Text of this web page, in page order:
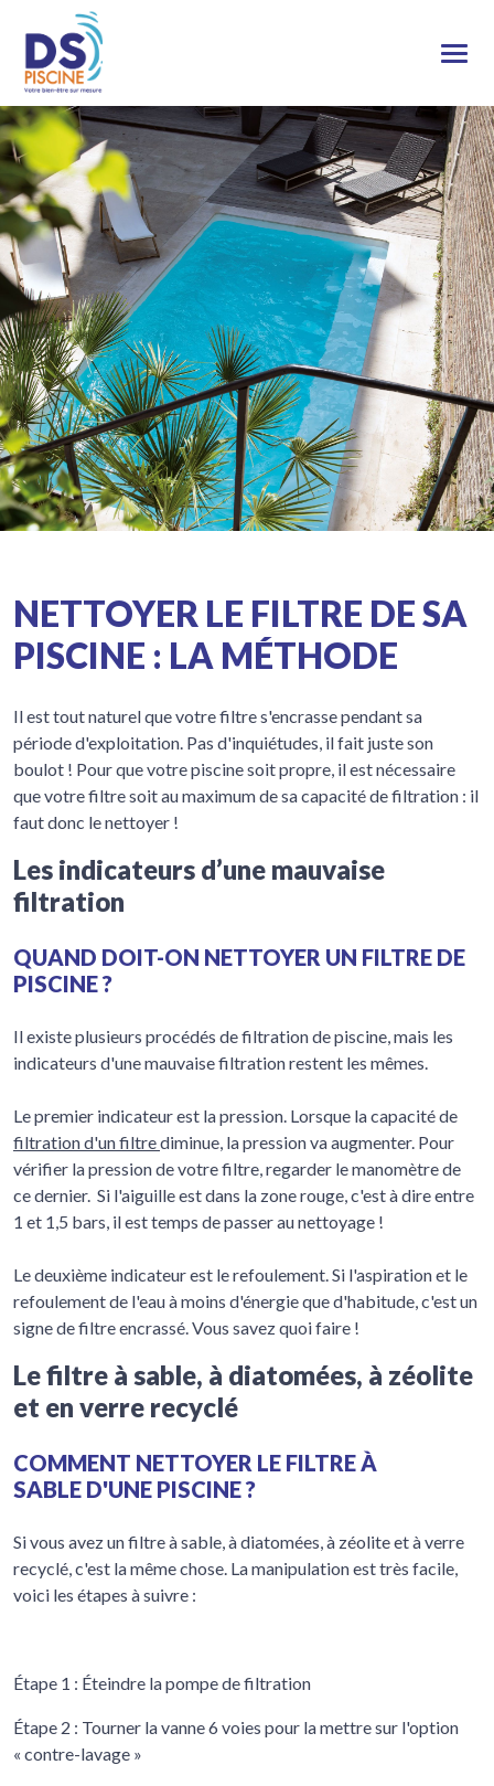
NETTOYER LE FILTRE DE SA
PISCINE : LA MÉTHODE
Il est tout naturel que votre filtre s'encrasse pendant sa
période d'exploitation. Pas d'inquiétudes, il fait juste son
boulot ! Pour que votre piscine soit propre, il est nécessaire
que votre filtre soit au maximum de sa capacité de filtration : il
faut donc le nettoyer !
Les indicateurs d’une mauvaise
filtration
QUAND DOIT-ON NETTOYER UN FILTRE DE
PISCINE ?
Il existe plusieurs procédés de filtration de piscine, mais les
indicateurs d'une mauvaise filtration restent les mêmes.
Le premier indicateur est la pression. Lorsque la capacité de
filtration d'un filtrediminue, la pression va augmenter. Pour
vérifier la pression de votre filtre, regarder le manomètre de
ce dernier. Si l'aiguille est dans la zone rouge, c'est à dire entre
1 et 1,5 bars, il est temps de passer au nettoyage !
Le deuxième indicateur est le refoulement. Si l'aspiration et le
refoulement de l'eau à moins d'énergie que d'habitude, c'est un
signe de filtre encrassé. Vous savez quoi faire !
Le filtre à sable, à diatomées, à zéolite
et en verre recyclé
COMMENT NETTOYER LE FILTRE À
SABLE D'UNE PISCINE ?
Si vous avez un filtre à sable, à diatomées, à zéolite et à verre
recyclé, c'est la même chose. La manipulation est très facile,
voici les étapes à suivre :
Étape 1 : Éteindre la pompe de filtration
Étape 2 : Tourner la vanne 6 voies pour la mettre sur l'option
« contre-lavage »